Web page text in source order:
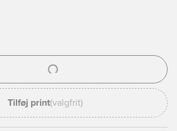
logge ind eller tilmelde dig som medlem
Tilføj print(valgfrit)